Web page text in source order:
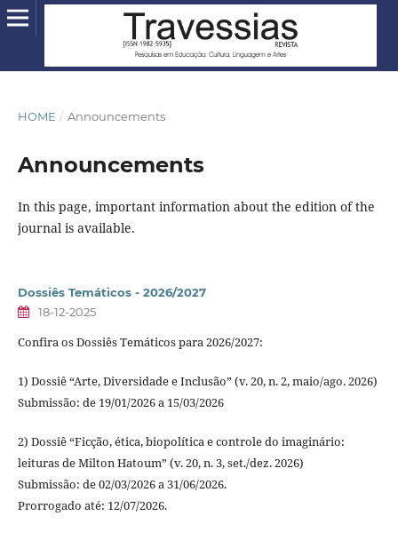
HOME / Announcements
Announcements
In this page, important information about the edition of the
journal is available.
Dossiês Temáticos - 2026/2027
18-12-2025
Confira os Dossiês Temáticos para 2026/2027:
1) Dossiê “Arte, Diversidade e Inclusão” (v. 20, n. 2, maio/ago. 2026)
Submissão: de 19/01/2026 a 15/03/2026
2) Dossiê “Ficção, ética, biopolítica e controle do imaginário:
leituras de Milton Hatoum” (v. 20, n. 3, set./dez. 2026)
Submissão: de 02/03/2026 a 31/06/2026.
Prorrogado até: 12/07/2026.